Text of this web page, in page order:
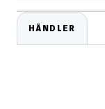
HÄNDLER